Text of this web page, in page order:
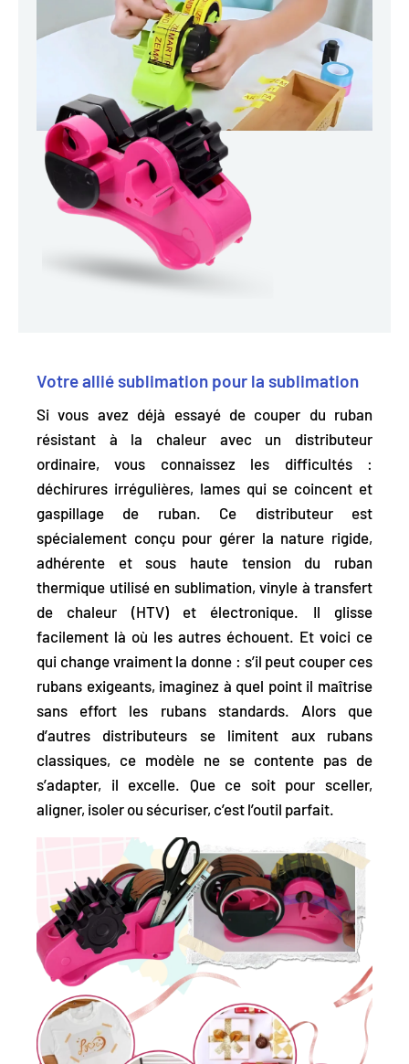
Votre allié sublimation pour la sublimation
Si vous avez déjà essayé de couper du ruban
résistant à la chaleur avec un distributeur
ordinaire, vous connaissez les difficultés :
déchirures irrégulières, lames qui se coincent et
gaspillage de ruban. Ce distributeur est
spécialement conçu pour gérer la nature rigide,
adhérente et sous haute tension du ruban
thermique utilisé en sublimation, vinyle à transfert
de chaleur (HTV) et électronique. Il glisse
facilement là où les autres échouent. Et voici ce
qui change vraiment la donne : s’il peut couper ces
rubans exigeants, imaginez à quel point il maîtrise
sans effort les rubans standards. Alors que
d’autres distributeurs se limitent aux rubans
classiques, ce modèle ne se contente pas de
s’adapter, il excelle. Que ce soit pour sceller,
aligner, isoler ou sécuriser, c’est l’outil parfait.